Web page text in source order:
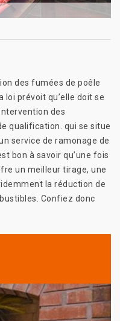
des fumées de poêle
loi prévoit qu’elle doit se
des
qualification. qui se situe
service de ramonage de
bon à savoir qu’une fois
un meilleur tirage, une
la réduction de
Confiez donc